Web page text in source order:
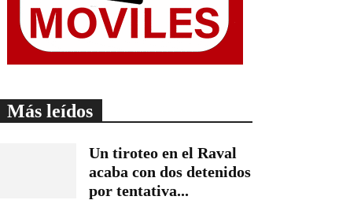
Más leídos
Un tiroteo en el Raval
acaba con dos detenidos
por tentativa...